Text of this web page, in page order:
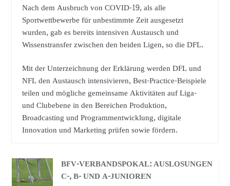
Nach dem Ausbruch von COVID-19, als alle
Sportwettbewerbe für unbestimmte Zeit ausgesetzt
wurden, gab es bereits intensiven Austausch und
Wissenstransfer zwischen den beiden Ligen, so die DFL.
Mit der Unterzeichnung der Erklärung werden DFL und
NFL den Austausch intensivieren, Best-Practice-Beispiele
teilen und mögliche gemeinsame Aktivitäten auf Liga-
und Clubebene in den Bereichen Produktion,
Broadcasting und Programmentwicklung, digitale
Innovation und Marketing prüfen sowie fördern.
BFV-VERBANDSPOKAL: AUSLOSUNGEN
C-, B- UND A-JUNIOREN